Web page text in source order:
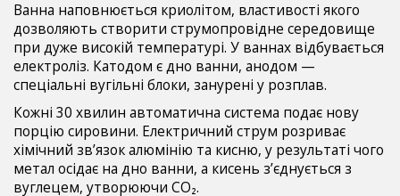
Ванна наповнюється криолітом, властивості якого
дозволяють створити струмопровідне середовище
при дуже високій температурі. У ваннах відбувається
електроліз. Катодом є дно ванни, анодом —
спеціальні вугільні блоки, занурені у розплав.
Кожні 30 хвилин автоматична система подає нову
порцію сировини. Електричний струм розриває
хімічний зв’язок алюмінію та кисню, у результаті чого
метал осідає на дно ванни, а кисень з’єднується з
вуглецем, утворюючи CO₂.